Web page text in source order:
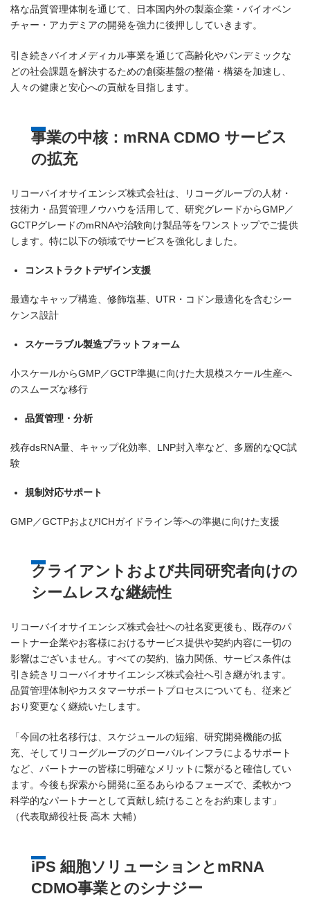
格な品質管理体制を通じて、日本国内外の製薬企業・バイオベン
チャー・アカデミアの開発を強力に後押ししていきます。
引き続きバイオメディカル事業を通じて高齢化やパンデミックな
どの社会課題を解決するための創薬基盤の整備・構築を加速し、
人々の健康と安心への貢献を目指します。
事業の中核：mRNA CDMO サービス
の拡充
リコーバイオサイエンシズ株式会社は、リコーグループの人材・
技術力・品質管理ノウハウを活用して、研究グレードからGMP／
GCTPグレードのmRNAや治験向け製品等をワンストップでご提供
します。特に以下の領域でサービスを強化しました。
コンストラクトデザイン支援
最適なキャップ構造、修飾塩基、UTR・コドン最適化を含むシー
ケンス設計
スケーラブル製造プラットフォーム
小スケールからGMP／GCTP準拠に向けた大規模スケール生産へ
のスムーズな移行
品質管理・分析
残存dsRNA量、キャップ化効率、LNP封入率など、多層的なQC試
験
規制対応サポート
GMP／GCTPおよびICHガイドライン等への準拠に向けた支援
クライアントおよび共同研究者向けの
シームレスな継続性
リコーバイオサイエンシズ株式会社への社名変更後も、既存のパ
ートナー企業やお客様におけるサービス提供や契約内容に一切の
影響はございません。すべての契約、協力関係、サービス条件は
引き続きリコーバイオサイエンシズ株式会社へ引き継がれます。
品質管理体制やカスタマーサポートプロセスについても、従来ど
おり変更なく継続いたします。
「今回の社名移行は、スケジュールの短縮、研究開発機能の拡
充、そしてリコーグループのグローバルインフラによるサポート
など、パートナーの皆様に明確なメリットに繋がると確信してい
ます。今後も探索から開発に至るあらゆるフェーズで、柔軟かつ
科学的なパートナーとして貢献し続けることをお約束します」
（代表取締役社長 高木 大輔）
iPS 細胞ソリューションとmRNA
CDMO事業とのシナジー